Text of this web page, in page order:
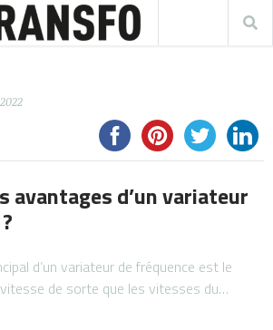
avantages d’un variateur
d’un variateur de fréquence est le
de sorte que les vitesses du…